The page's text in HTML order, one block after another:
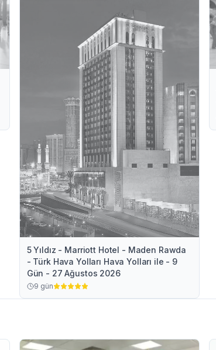
5 Yıldız - Marriott Hotel - Maden Rawda
- Türk Hava Yolları Hava Yolları ile - 9
Gün - 27 Ağustos 2026
9 gün